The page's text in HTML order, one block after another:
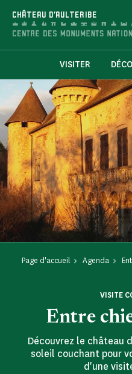
CHÂTEAU D'AULTERIBE
VISITER
Page d'accueil Agenda
Entre
VISITE
Découvrez le château
soleil couchant pour
d'une